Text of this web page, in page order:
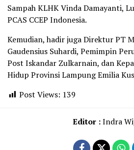
Sampah KLHK Vinda Damayanti,
PCAS CCEP Indonesia.
Kemudian, hadir juga Direktur PT
Gaudensius Suhardi, Pemimpin
Post Iskandar Zulkarnain, dan
Hidup Provinsi Lampung Emilia
Post Views: 139
Editor :Indra